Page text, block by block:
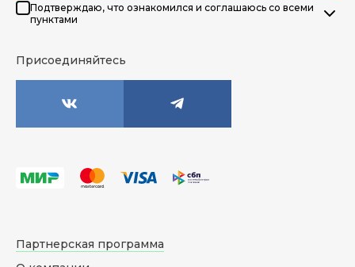
Подтверждаю, что ознакомился и соглашаюсь со всеми
пунктами
Присоединяйтесь
Партнерская программа